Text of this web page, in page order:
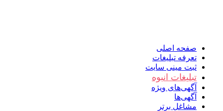
صفحه اصلی
تعرفه تبلیغات
ثبت مینی سایت
تبلیغات انبوه
آگهی‌های ویژه
آگهی‌ها
مشاغل برتر